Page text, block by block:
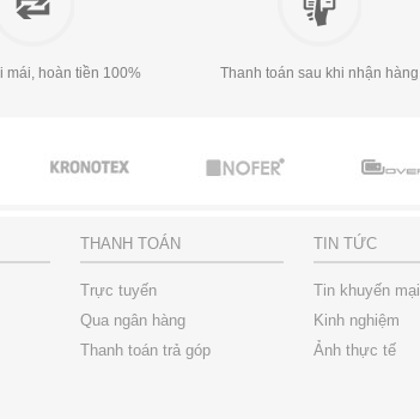
mái, hoàn tiền 100% Thanh toán sau khi nhận hàng
THANH TOÁN
Trực tuyến
Qua ngân hàng
Thanh toán trả góp
TIN TỨC
Tin khuyến mại
Kinh nghiệm
Ảnh thực tế